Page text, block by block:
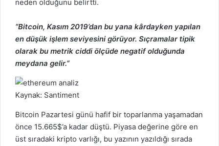
neden olduğunu belirtti.
“Bitcoin, Kasım 2019’dan bu yana kârdayken yapılan
en düşük işlem seviyesini görüyor. Sıçramalar tipik
olarak bu metrik ciddi ölçüde negatif olduğunda
meydana gelir.”
Kaynak: Santiment
Bitcoin Pazartesi günü hafif bir toparlanma yaşamadan
önce 15.665$’a kadar düştü. Piyasa değerine göre en
üst sıradaki kripto varlığı, bu yazının yazıldığı sırada